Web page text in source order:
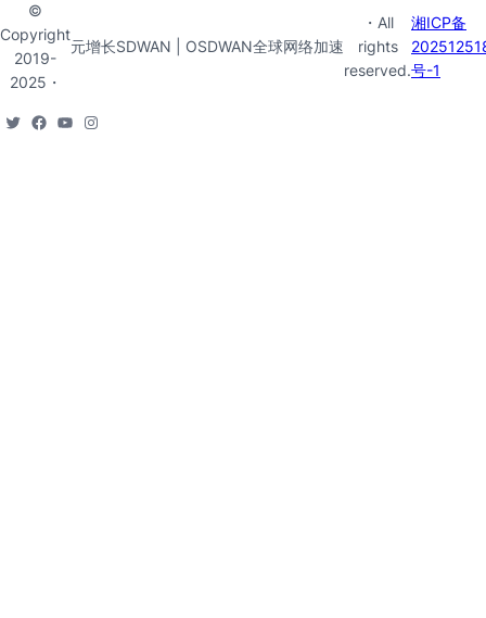
©
Copyright
2019-
2025・
元增长SDWAN | OSDWAN全球网络加速
・All
rights
reserved.
湘ICP备
号-1